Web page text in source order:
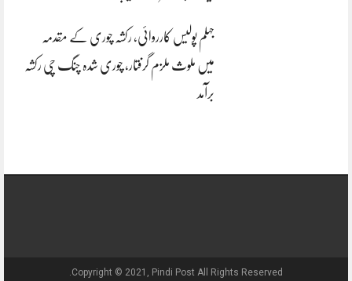
جہلم پولیس کارروائی، رکشہ چوری کے مقدمہ
میں ملوث ملزم گرفتار، چوری شدہ چنگ چی رکشہ
برآمد
Copyright © 2021, Pindi Post All Rights Reserved.